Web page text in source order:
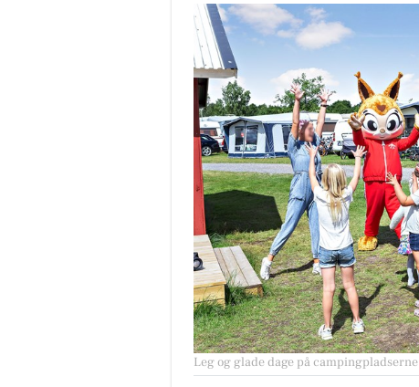
Leg og glade dage på campingpladserne